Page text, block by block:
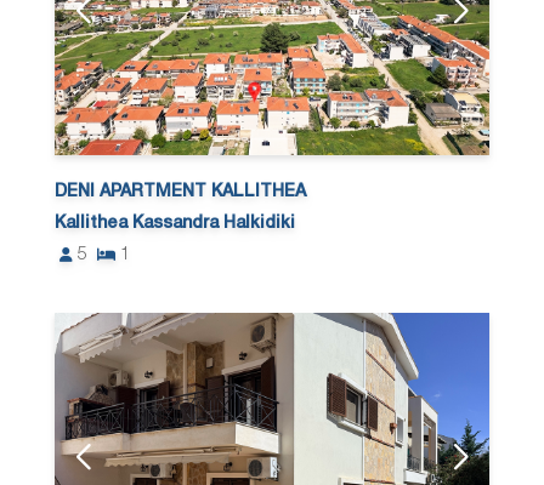
DENI APARTMENT KALLITHEA
Kallithea Kassandra Halkidiki
5